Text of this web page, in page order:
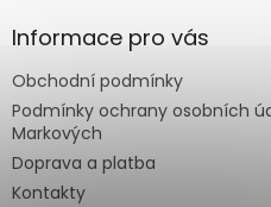
Informace pro vás
Obchodní podmínky
Podmínky ochrany osobních
Markových
Doprava a platba
Kontakty